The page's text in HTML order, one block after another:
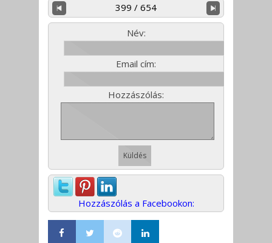
399 / 654
Név:
Email cím:
Hozzászólás:
Hozzászólás a Facebookon: